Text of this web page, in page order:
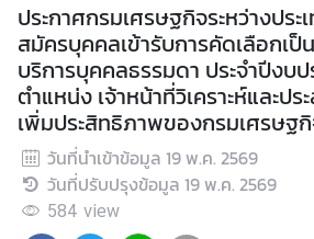
ร
ก
ก
ร
ม
เ
ศ
ประกาศกรมเศรษฐกิจระหว่างประ
สมัครบุคคลเข้ารับการคัดเลือกเป็
บริการบุคคลธรรมดา ประจำปีงบ
ตำแหน่ง เจ้าหน้าที่วิเคราะห์และปร
เพิ่มประสิทธิภาพของกรมเศรษฐกิ
วันที่นำเข้าข้อมูล 19 พ.ค. 2569
วันที่ปรับปรุงข้อมูล 19 พ.ค. 2569
584 view